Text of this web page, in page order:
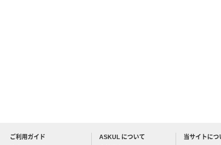
ご利用ガイド
ASKUL について
当サイトにつ
アスクルについてお気軽にご質問ください